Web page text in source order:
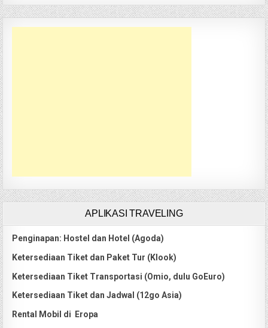
APLIKASI TRAVELING
Penginapan: Hostel dan Hotel (Agoda)
Ketersediaan Tiket dan Paket Tur (Klook)
Ketersediaan Tiket Transportasi (Omio, dulu GoEuro)
Ketersediaan Tiket dan Jadwal (12go Asia)
Rental Mobil di Eropa